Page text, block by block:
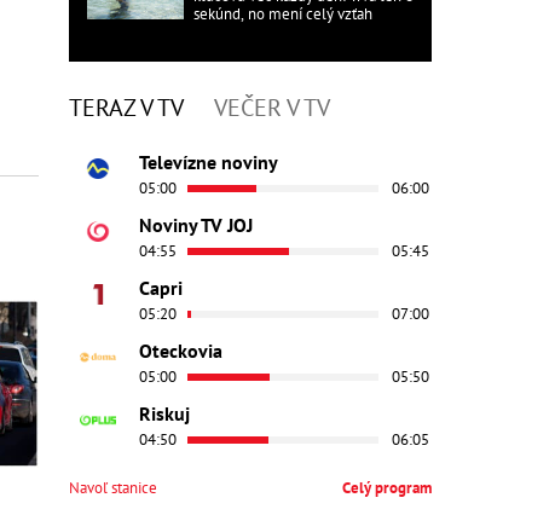
sekúnd, no mení celý vzťah
TERAZ V TV VEČER V TV
Televízne noviny
05:00 06:00
Noviny TV JOJ
04:55 05:45
Capri
05:20 07:00
Oteckovia
05:00 05:50
Riskuj
04:50 06:05
Navoľ stanice Celý program